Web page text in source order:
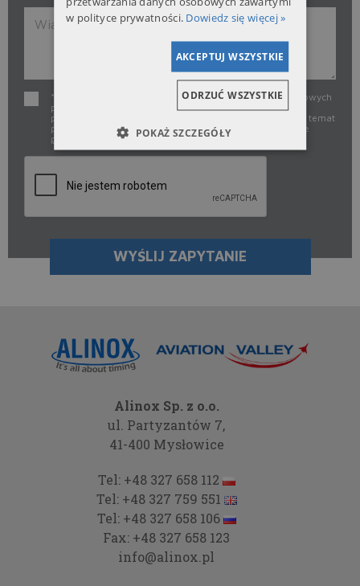
* Wyrażam zgodę na przetwarzanie moich danych osobowych
przez Alinox w celu odpowiedzi na zapytanie za pomocą
poczty elektronicznej i/lub telefonu. Więcej informacji na temat
przetwarzania danych osobowych znajduje się na stronie
polityki prywatności
Alinox Sp. z o.o.
ul. Partyzantów 7,
41-400 Mysłowice
Tel: +48 327 658 112
Tel: +48 327 759 551
Tel: +48 327 658 106
Fax: +48 327 658 123
info@alinox.pl
w polityce prywatności. Dowiedz się więcej »
AKCEPTUJ WSZYSTKIE
ODRZUĆ WSZYSTKIE
POKAŻ SZCZEGÓŁY